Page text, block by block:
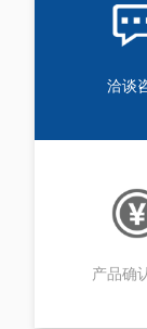
洽谈
产品确